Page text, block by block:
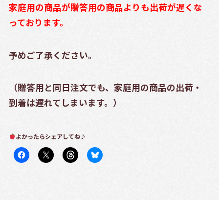
家庭用の商品が贈答用の商品よりも出荷が遅くな
っております。
予めご了承ください。
（贈答用と同日注文でも、家庭用の商品の出荷・
到着は遅れてしまいます。）
よかったらシェアしてね♪